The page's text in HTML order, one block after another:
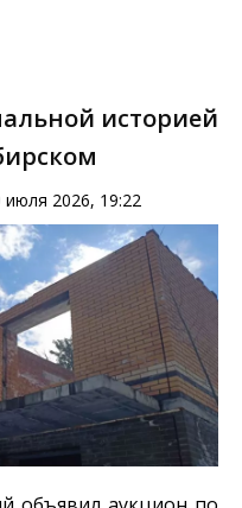
историей
июля 2026, 19:22